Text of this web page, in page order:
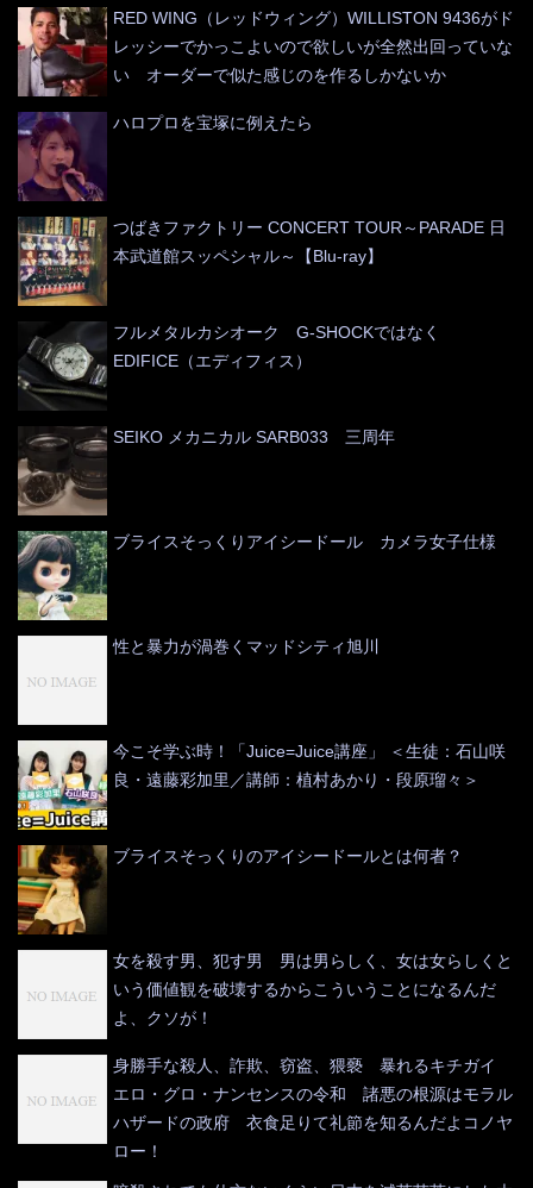
RED WING（レッドウィング）WILLISTON 9436がド
レッシーでかっこよいので欲しいが全然出回っていな
い オーダーで似た感じのを作るしかないか
ハロプロを宝塚に例えたら
つばきファクトリー CONCERT TOUR～PARADE 日
本武道館スッペシャル～【Blu-ray】
フルメタルカシオーク G-SHOCKではなく
EDIFICE（エディフィス）
SEIKO メカニカル SARB033 三周年
ブライスそっくりアイシードール カメラ女子仕様
性と暴力が渦巻くマッドシティ旭川
今こそ学ぶ時！「Juice=Juice講座」 ＜生徒：石山咲
良・遠藤彩加里／講師：植村あかり・段原瑠々＞
ブライスそっくりのアイシードールとは何者？
女を殺す男、犯す男 男は男らしく、女は女らしくと
いう価値観を破壊するからこういうことになるんだ
よ、クソが！
身勝手な殺人、詐欺、窃盗、猥褻 暴れるキチガイ
エロ・グロ・ナンセンスの令和 諸悪の根源はモラル
ハザードの政府 衣食足りて礼節を知るんだよコノヤ
ロー！